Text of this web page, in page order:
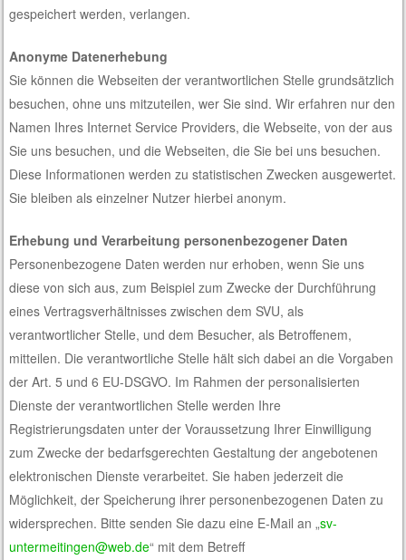
gespeichert werden, verlangen.
Anonyme Datenerhebung
Sie können die Webseiten der verantwortlichen Stelle grundsätzlich
besuchen, ohne uns mitzuteilen, wer Sie sind. Wir erfahren nur den
Namen Ihres Internet Service Providers, die Webseite, von der aus
Sie uns besuchen, und die Webseiten, die Sie bei uns besuchen.
Diese Informationen werden zu statistischen Zwecken ausgewertet.
Sie bleiben als einzelner Nutzer hierbei anonym.
Erhebung und Verarbeitung personenbezogener Daten
Personenbezogene Daten werden nur erhoben, wenn Sie uns
diese von sich aus, zum Beispiel zum Zwecke der Durchführung
eines Vertragsverhältnisses zwischen dem SVU, als
verantwortlicher Stelle, und dem Besucher, als Betroffenem,
mitteilen. Die verantwortliche Stelle hält sich dabei an die Vorgaben
der Art. 5 und 6 EU-DSGVO. Im Rahmen der personalisierten
Dienste der verantwortlichen Stelle werden Ihre
Registrierungsdaten unter der Voraussetzung Ihrer Einwilligung
zum Zwecke der bedarfsgerechten Gestaltung der angebotenen
elektronischen Dienste verarbeitet. Sie haben jederzeit die
Möglichkeit, der Speicherung ihrer personenbezogenen Daten zu
widersprechen. Bitte senden Sie dazu eine E-Mail an „sv-
untermeitingen@web.de“ mit dem Betreff